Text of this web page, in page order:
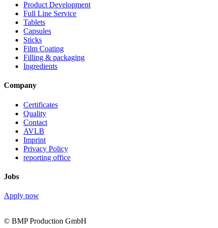
Product Development
Full Line Service
Tablets
Capsules
Sticks
Film Coating
Filling & packaging
Ingredients
Company
Certificates
Quality
Contact
AVLB
Imprint
Privacy Policy
reporting office
Jobs
Apply now
© BMP Production GmbH